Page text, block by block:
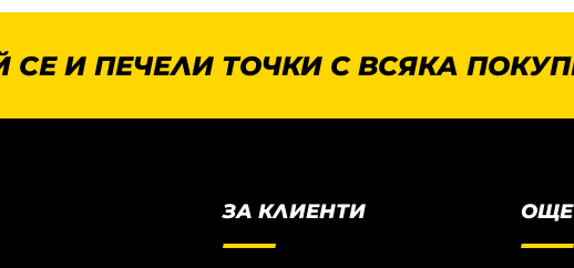
СЕ И ПЕЧЕЛИ ТОЧКИ С ВСЯКА
ЗА КЛИЕНТИ ОЩЕ